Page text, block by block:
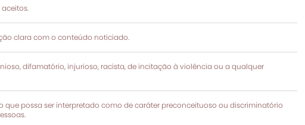
clara com o conteúdo noticiado.
difamatório, injurioso, racista, de incitação à violência ou a qualquer
que possa ser interpretado como de caráter preconceituoso ou discriminatório